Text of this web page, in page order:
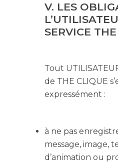
V. LES
SERVICE
Tout
de THE CLIQUE
expressément :
à ne pas
message, image,
d’animation ou